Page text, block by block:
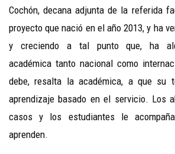
Cochón, decana adjunta de la referida
proyecto que nació en el año 2013, y ha
y creciendo a tal punto que, ha
académica tanto nacional como
debe, resalta la académica, a que su
aprendizaje basado en el servicio. Los
casos y los estudiantes le
aprenden.